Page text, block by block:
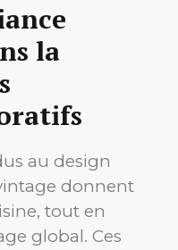
la
au design
donnent
tout en
global. Ces